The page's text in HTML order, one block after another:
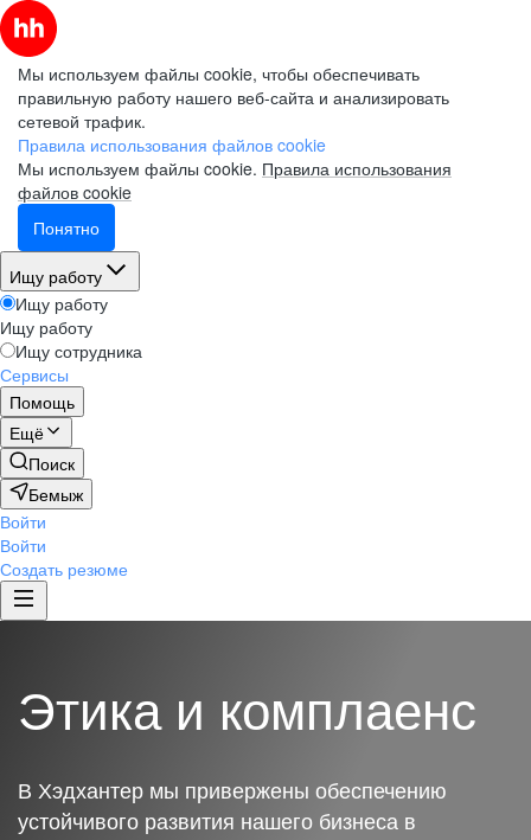
Мы используем файлы cookie, чтобы обеспечивать
правильную работу нашего веб-сайта и анализировать
сетевой трафик.
Правила использования файлов cookie
Мы используем файлы cookie. Правила использования
файлов cookie
Понятно
Ищу работу
Ищу работу
Ищу работу
Ищу сотрудника
Сервисы
Помощь
Ещё
Поиск
Бемыж
Войти
Войти
Создать резюме
Этика и комплаенс
В Хэдхантер мы привержены обеспечению
устойчивого развития нашего бизнеса в